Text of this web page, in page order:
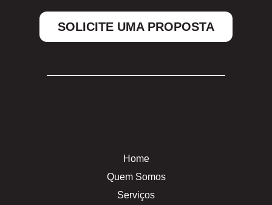
SOLICITE UMA PROPOSTA
Home
Quem Somos
Serviços